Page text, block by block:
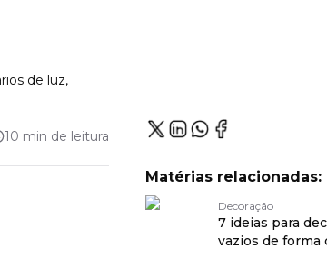
de luz,
10 min de leitura
Matérias relacionadas:
Decoração
7 ideias para
vazios de forma